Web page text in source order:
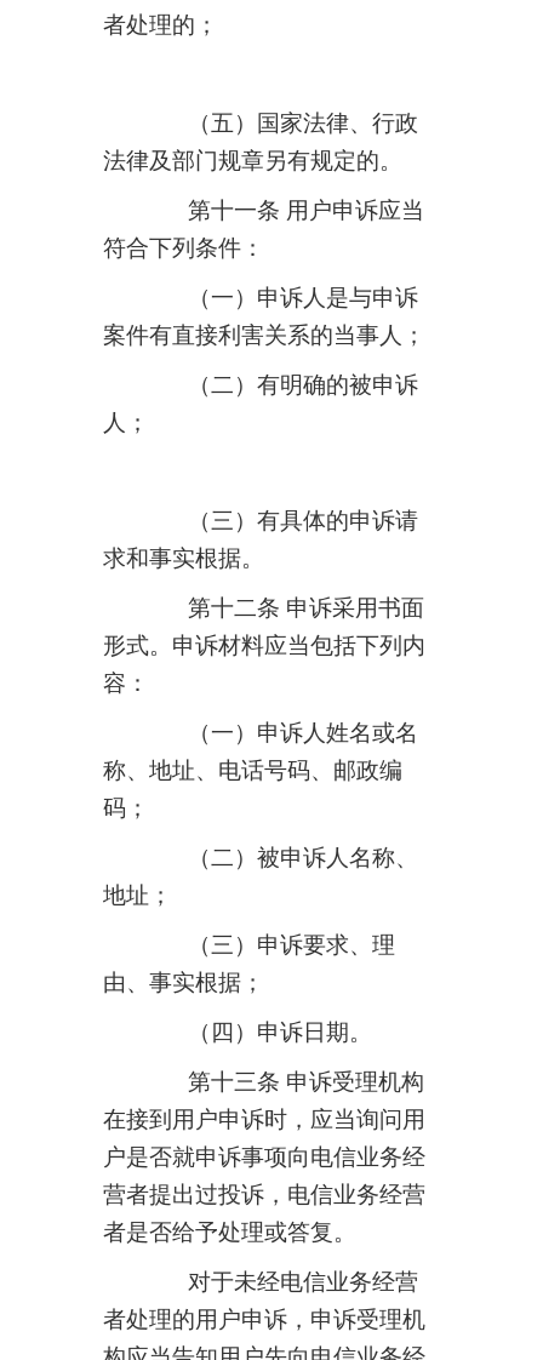
者处理的；
（五）国家法律、行政
法律及部门规章另有规定的。
第十一条 用户申诉应当
符合下列条件：
（一）申诉人是与申诉
案件有直接利害关系的当事人；
（二）有明确的被申诉
人；
（三）有具体的申诉请
求和事实根据。
第十二条 申诉采用书面
形式。申诉材料应当包括下列内
容：
（一）申诉人姓名或名
称、地址、电话号码、邮政编
码；
（二）被申诉人名称、
地址；
（三）申诉要求、理
由、事实根据；
（四）申诉日期。
第十三条 申诉受理机构
在接到用户申诉时，应当询问用
户是否就申诉事项向电信业务经
营者提出过投诉，电信业务经营
者是否给予处理或答复。
对于未经电信业务经营
者处理的用户申诉，申诉受理机